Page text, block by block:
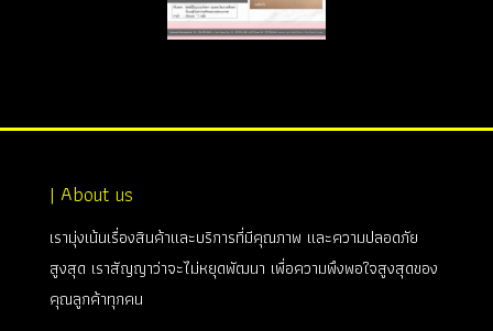
| About us
เรามุ่งเน้นเรื่องสินค้าและบริการที่มีคุณภาพ และความปลอดภัย
สูงสุด เราสัญญาว่าจะไม่หยุดพัฒนา เพื่อความพึงพอใจสูงสุดของ
คุณลูกค้าทุกคน